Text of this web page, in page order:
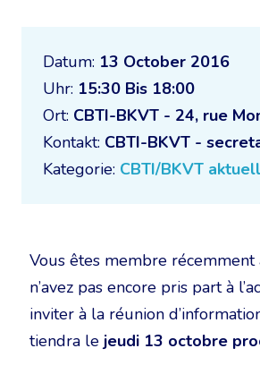
Datum: 13 October 2016
Uhr: 15:30 Bis 18:00
Ort: CBTI-BKVT - 24, rue
Kontakt: CBTI-BKVT -
Kategorie: CBTI/BKVT aktuell
Vous êtes membre
n’avez pas encore pris part à
inviter à la réunion
tiendra le jeudi 13 octobre